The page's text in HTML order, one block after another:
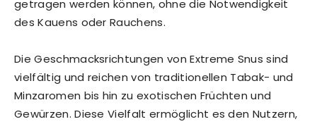
getragen werden können, ohne die Notwendigkeit
des Kauens oder Rauchens.
Die Geschmacksrichtungen von Extreme Snus sind
vielfältig und reichen von traditionellen Tabak- und
Minzaromen bis hin zu exotischen Früchten und
Gewürzen. Diese Vielfalt ermöglicht es den Nutzern,